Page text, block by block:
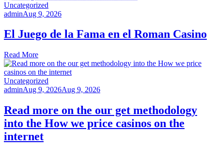
Uncategorized
adminAug 9, 2026
El Juego de la Fama en el Roman Casino
Read More
Uncategorized
adminAug 9, 2026Aug 9, 2026
Read more on the our get methodology
into the How we price casinos on the
internet